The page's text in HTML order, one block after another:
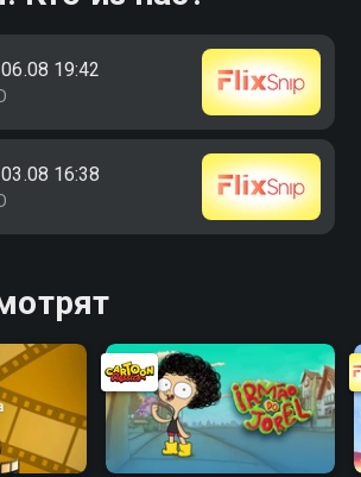
19:42
16:38